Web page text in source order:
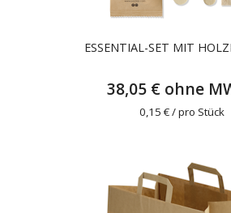
ESSENTIAL-SET MIT
38,05 € ohne
0,15 € / pro Stück